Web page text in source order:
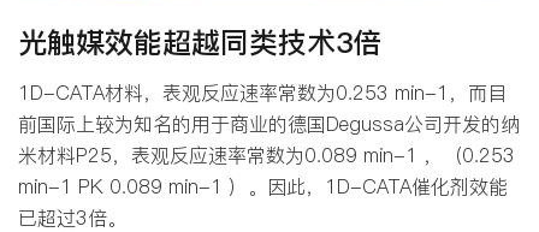
光触媒效能超越同类技术3倍
1D-CATA材料，表观反应速率常数为0.253 min-1，而目
前国际上较为知名的用于商业的德国Degussa公司开发的纳
米材料P25，表观反应速率常数为0.089 min-1 ，（0.253
min-1 PK 0.089 min-1 ）。因此，1D-CATA催化剂效能
已超过3倍。